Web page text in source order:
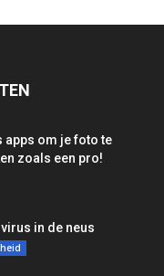
apps om je foto te
zoals een pro!
in de neus